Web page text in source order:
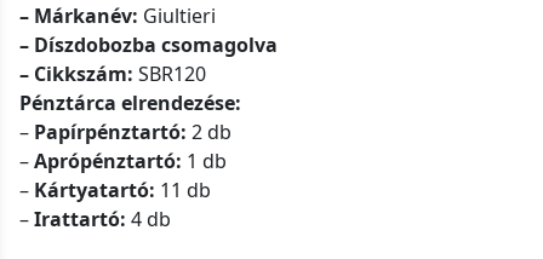
– Márkanév: Giultieri
– Díszdobozba csomagolva
– Cikkszám: SBR120
Pénztárca elrendezése:
– Papírpénztartó: 2 db
–Aprópénztartó: 1 db
– Kártyatartó: 11 db
–Irattartó: 4 db